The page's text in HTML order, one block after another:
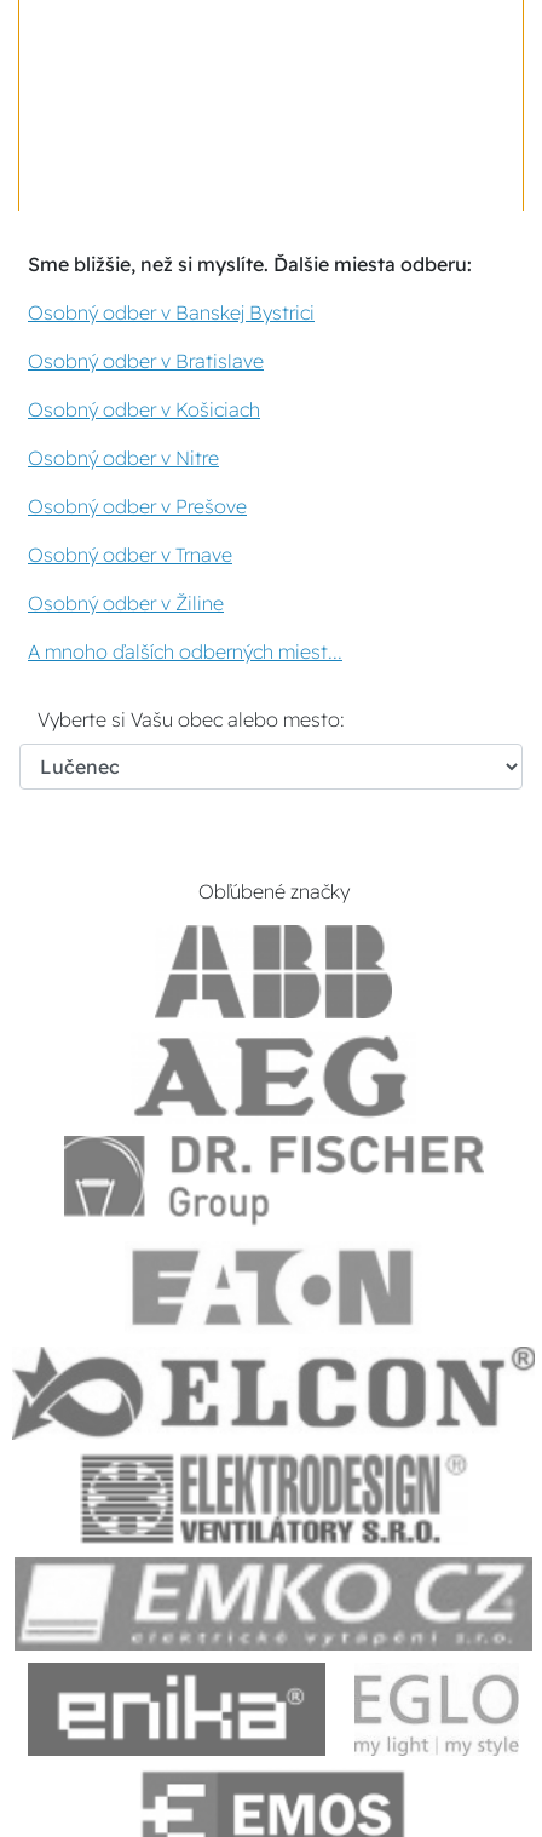
Sme bližšie, než si myslíte. Ďalšie miesta odberu:
Osobný odber v Banskej Bystrici
Osobný odber v Bratislave
Osobný odber v Košiciach
Osobný odber v Nitre
Osobný odber v Prešove
Osobný odber v Trnave
Osobný odber v Žiline
A mnoho ďalších odberných miest...
Vyberte si Vašu obec alebo mesto:
Obľúbené značky